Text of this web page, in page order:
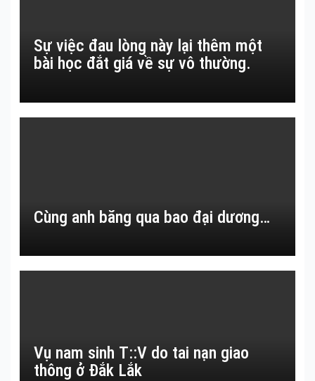
Sự việc đau lòng này lại thêm một
bài học đắt giá về sự vô thường.
Cùng anh băng qua bao đại dương…
Vụ nam sinh T::V do tai nạn giao
thông ở Đắk Lắk